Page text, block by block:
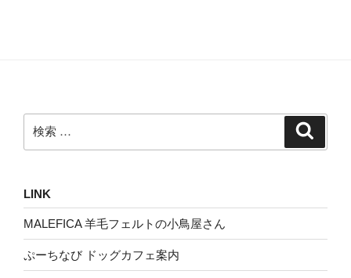
検
索:
LINK
MALEFICA 羊毛フェルトの小鳥屋さん
ぷーちなび ドッグカフェ案内